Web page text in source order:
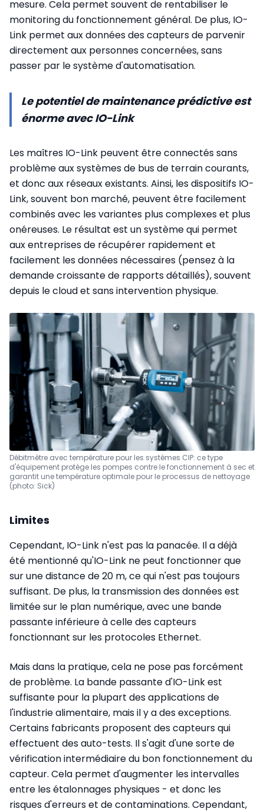
mesure. Cela permet souvent de rentabiliser le
monitoring du fonctionnement général. De plus, IO-
Link permet aux données des capteurs de parvenir
directement aux personnes concernées, sans
passer par le système d'automatisation.
Le potentiel de maintenance prédictive est
énorme avec IO-Link
Les maîtres IO-Link peuvent être connectés sans
problème aux systèmes de bus de terrain courants,
et donc aux réseaux existants. Ainsi, les dispositifs IO-
Link, souvent bon marché, peuvent être facilement
combinés avec les variantes plus complexes et plus
onéreuses. Le résultat est un système qui permet
aux entreprises de récupérer rapidement et
facilement les données nécessaires (pensez à la
demande croissante de rapports détaillés), souvent
depuis le cloud et sans intervention physique.
Débitmètre avec température pour les systèmes CIP: ce type
d'équipement protège les pompes contre le fonctionnement à sec et
garantit une température optimale pour le processus de nettoyage
(photo: Sick)
Limites
Cependant, IO-Link n'est pas la panacée. Il a déjà
été mentionné qu'IO-Link ne peut fonctionner que
sur une distance de 20 m, ce qui n'est pas toujours
suffisant. De plus, la transmission des données est
limitée sur le plan numérique, avec une bande
passante inférieure à celle des capteurs
fonctionnant sur les protocoles Ethernet.
Mais dans la pratique, cela ne pose pas forcément
de problème. La bande passante d'IO-Link est
suffisante pour la plupart des applications de
l'industrie alimentaire, mais il y a des exceptions.
Certains fabricants proposent des capteurs qui
effectuent des auto-tests. Il s'agit d'une sorte de
vérification intermédiaire du bon fonctionnement du
capteur. Cela permet d'augmenter les intervalles
entre les étalonnages physiques - et donc les
risques d'erreurs et de contaminations. Cependant,